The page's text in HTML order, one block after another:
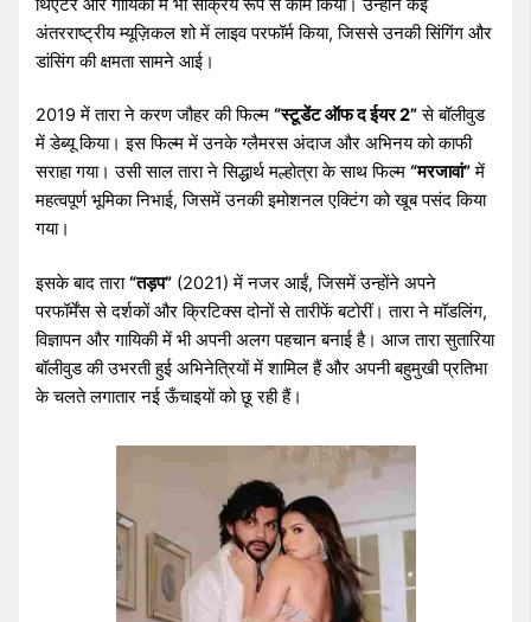
अंतरराष्ट्रीय म्यूज़िकल शो में लाइव परफॉर्म किया, जिससे उनकी सिंगिंग और
डांसिंग की क्षमता सामने आई।
2019 में तारा ने करण जौहर की फिल्म“स्टूडेंट ऑफ द ईयर 2”से बॉलीवुड
में डेब्यू किया। इस फिल्म में उनके ग्लैमरस अंदाज और अभिनय को काफी
सराहा गया। उसी साल तारा ने सिद्धार्थ मल्होत्रा के साथ फिल्म“मरजावां”में
महत्वपूर्ण भूमिका निभाई, जिसमें उनकी इमोशनल एक्टिंग को खूब पसंद किया
गया।
इसके बाद तारा“तड़प” (2021) में नजर आईं, जिसमें उन्होंने अपने
परफॉर्मेंस से दर्शकों और क्रिटिक्स दोनों से तारीफें बटोरीं। तारा ने मॉडलिंग,
विज्ञापन और गायिकी में भी अपनी अलग पहचान बनाई है। आज तारा सुतारिया
बॉलीवुड की उभरती हुई अभिनेत्रियों में शामिल हैं और अपनी बहुमुखी प्रतिभा
के चलते लगातार नई ऊँचाइयों को छू रही हैं।